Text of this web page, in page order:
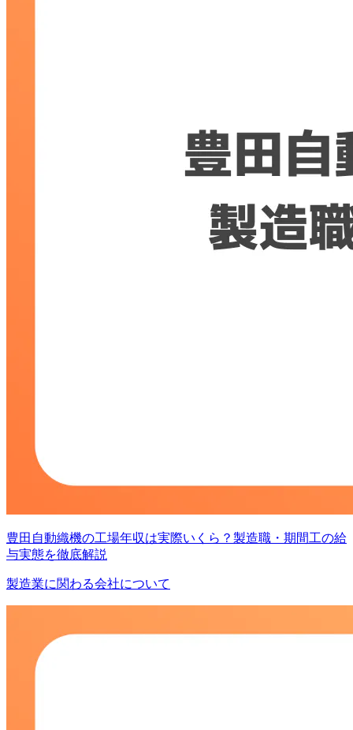
豊田自動織機の工場年収は実際いくら？製造職・期間工の給
与実態を徹底解説
製造業に関わる会社について